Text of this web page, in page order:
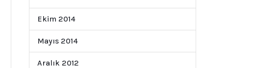
Ekim 2014
Mayıs 2014
Aralık 2012